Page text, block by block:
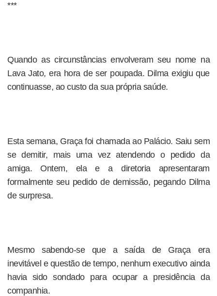
***
Quando as circunstâncias envolveram seu nome na
Lava Jato, era hora de ser poupada. Dilma exigiu que
continuasse, ao custo da sua própria saúde.
Esta semana, Graça foi chamada ao Palácio. Saiu sem
se demitir, mais uma vez atendendo o pedido da
amiga. Ontem, ela e a diretoria apresentaram
formalmente seu pedido de demissão, pegando Dilma
de surpresa.
Mesmo sabendo-se que a saída de Graça era
inevitável e questão de tempo, nenhum executivo ainda
havia sido sondado para ocupar a presidência da
companhia.